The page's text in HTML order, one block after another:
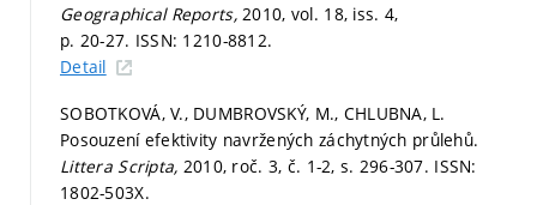
Geographical Reports, 2010, vol. 18, iss. 4,
p. 20-27. ISSN: 1210-8812.
Detail
SOBOTKOVÁ, V., DUMBROVSKÝ, M., CHLUBNA, L.
Posouzení efektivity navržených záchytných průlehů.
Littera Scripta, 2010, roč. 3, č. 1-2, s. 296-307. ISSN:
1802-503X.